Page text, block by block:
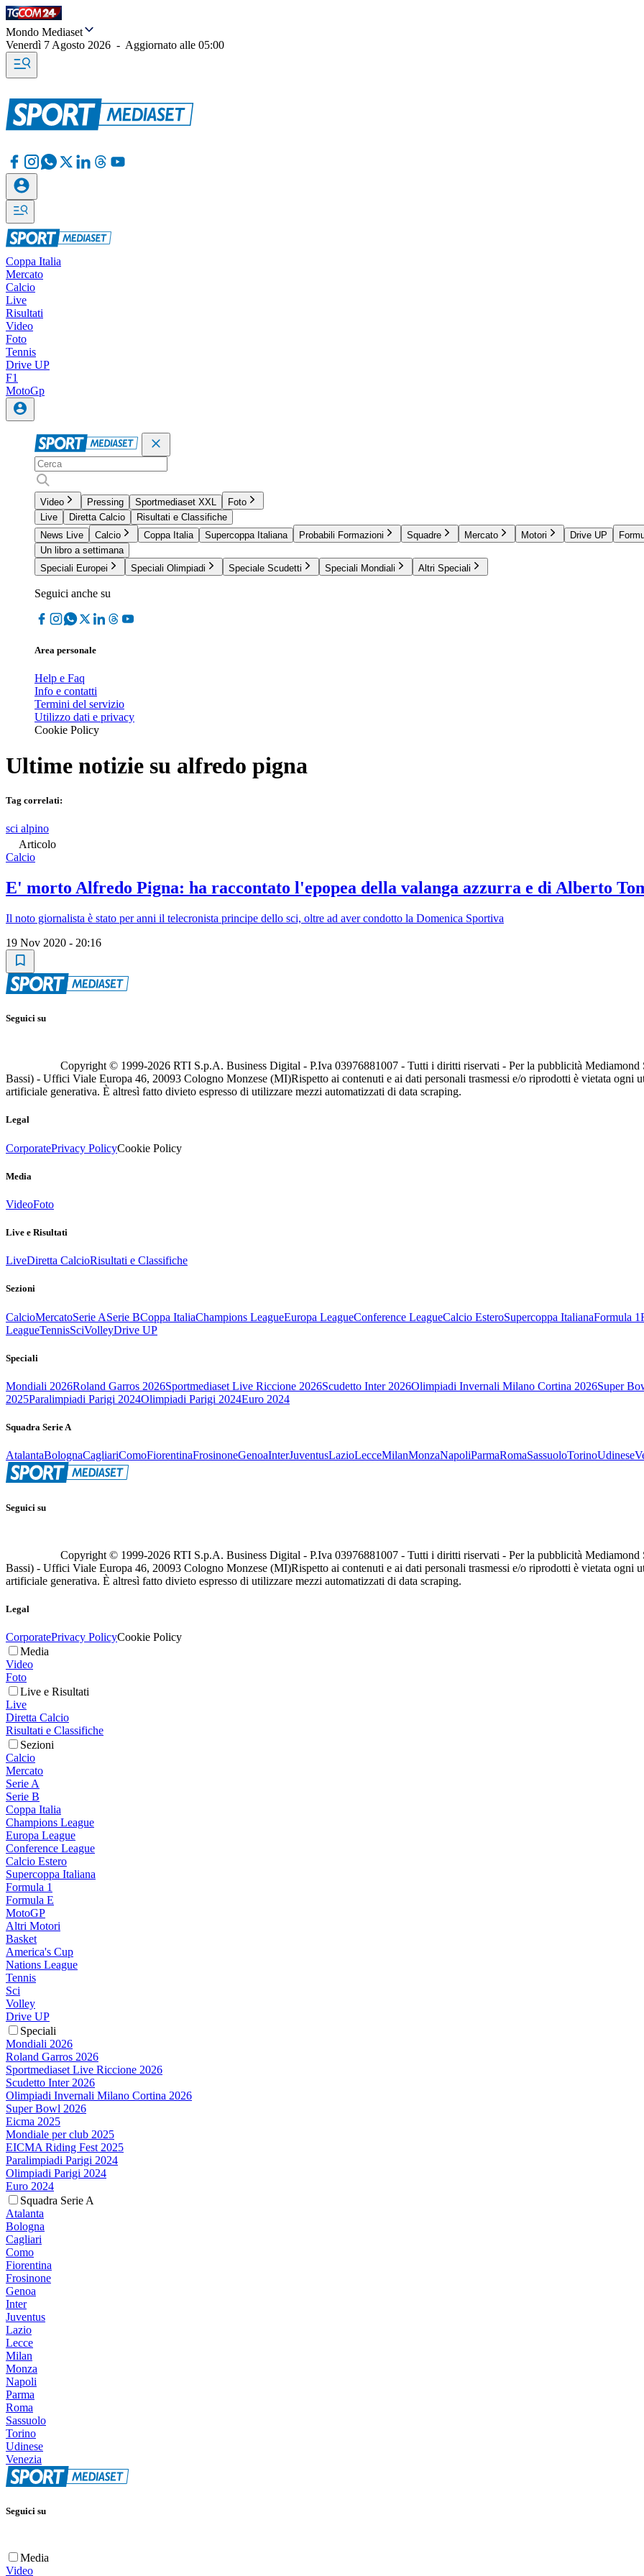
Mondo Mediaset
Venerdì 7 Agosto 2026 - Aggiornato alle 05:00
Coppa Italia
Mercato
Calcio
Live
Risultati
Video
Foto
Tennis
Drive UP
F1
MotoGp
Video Pressing Sportmediaset XXL
Foto
Live
Diretta Calcio
Risultati e Classifiche
News Live
Calcio Coppa Italia Supercoppa Italiana Probabili Formazioni Squadre Mercato Motori Drive UP
Un libro a settimana
Speciali Europei
Speciali Olimpiadi Speciale Scudetti Speciali Mondiali Altri Speciali
Seguici anche su
Area personale
Help e Faq
Info e contatti
Termini del servizio
Utilizzo dati e privacy
Cookie Policy
Ultime notizie su alfredo pigna
Tag correlati:
sci alpino
Articolo
Calcio
E' morto Alfredo Pigna: ha raccontato l'epopea della valanga azzurra e di Alberto
Il noto giornalista è stato per anni il telecronista principe dello sci, oltre ad aver condotto la Domenica Sportiva
19 Nov 2020 - 20:16
Seguici su
Copyright © 1999-2026 RTI S.p.A. Business Digital - P.Iva 03976881007 - Tutti i diritti riservati - Per la pubblicità
Bassi) - Uffici Viale Europa 46, 20093 Cologno Monzese (MI)Rispetto ai contenuti e ai dati personali trasmessi e/o riprodotti è vietata ogni
artificiale generativa. È altresì fatto divieto espresso di utilizzare mezzi automatizzati di data scraping.
Legal
CorporatePrivacy PolicyCookie Policy
Media
VideoFoto
Live e Risultati
LiveDiretta CalcioRisultati e Classifiche
Sezioni
CalcioMercatoSerie ASerie BCoppa ItaliaChampions LeagueEuropa LeagueConference LeagueCalcio EsteroSupercoppa ItalianaFormula 1
LeagueTennisSciVolleyDrive UP
Speciali
Mondiali 2026Roland Garros 2026Sportmediaset Live Riccione 2026Scudetto Inter 2026Olimpiadi Invernali Milano Cortina 2026Super
2025Paralimpiadi Parigi 2024Olimpiadi Parigi 2024Euro 2024
Squadra Serie A
AtalantaBolognaCagliariComoFiorentinaFrosinoneGenoaInterJuventusLazioLecceMilanMonzaNapoliParmaRomaSassuoloTorinoUdinese
Seguici su
Copyright © 1999-2026 RTI S.p.A. Business Digital - P.Iva 03976881007 - Tutti i diritti riservati - Per la pubblicità
Bassi) - Uffici Viale Europa 46, 20093 Cologno Monzese (MI)Rispetto ai contenuti e ai dati personali trasmessi e/o riprodotti è vietata ogni
artificiale generativa. È altresì fatto divieto espresso di utilizzare mezzi automatizzati di data scraping.
Legal
CorporatePrivacy PolicyCookie Policy
Media
Video
Foto
Live e Risultati
Live
Diretta Calcio
Risultati e Classifiche
Sezioni
Calcio
Mercato
Serie A
Serie B
Coppa Italia
Champions League
Europa League
Conference League
Calcio Estero
Supercoppa Italiana
Formula 1
Formula E
MotoGP
Altri Motori
Basket
America's Cup
Nations League
Tennis
Sci
Volley
Drive UP
Speciali
Mondiali 2026
Roland Garros 2026
Sportmediaset Live Riccione 2026
Scudetto Inter 2026
Olimpiadi Invernali Milano Cortina 2026
Super Bowl 2026
Eicma 2025
Mondiale per club 2025
EICMA Riding Fest 2025
Paralimpiadi Parigi 2024
Olimpiadi Parigi 2024
Euro 2024
Squadra Serie A
Atalanta
Bologna
Cagliari
Como
Fiorentina
Frosinone
Genoa
Inter
Juventus
Lazio
Lecce
Milan
Monza
Napoli
Parma
Roma
Sassuolo
Torino
Udinese
Venezia
Seguici su
Media
Video